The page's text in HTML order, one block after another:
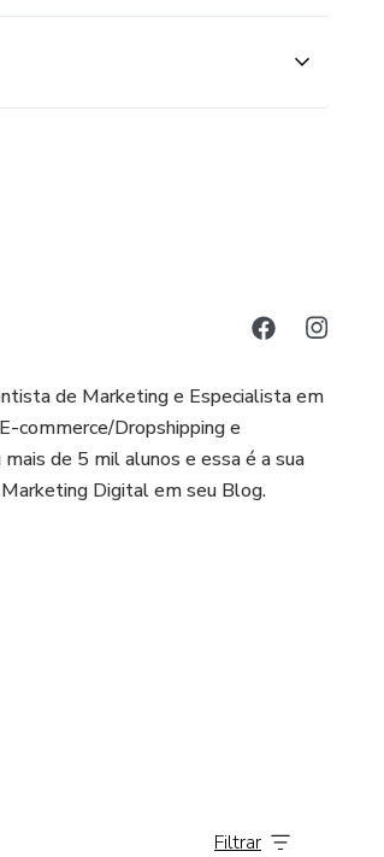
de Marketing e Especialista em
commerce/Dropshipping e
de 5 mil alunos e essa é a sua
Digital em seu Blog.
Filtrar